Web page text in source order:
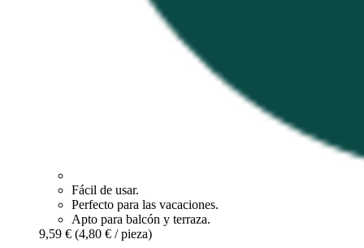
Fácil de usar.
Perfecto para las vacaciones.
Apto para balcón y terraza.
9,59 € (4,80 € / pieza)